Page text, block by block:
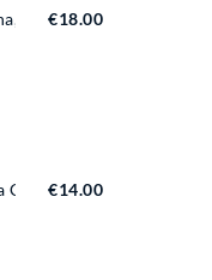
Rucola
€18.00
€14.00